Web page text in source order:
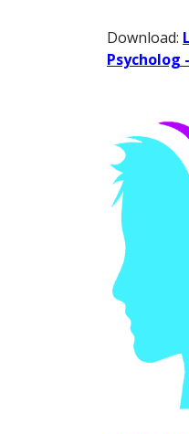
Download:
Psycholog